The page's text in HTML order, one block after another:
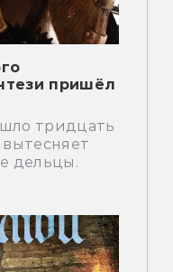
пришёл
тридцать
дельцы.